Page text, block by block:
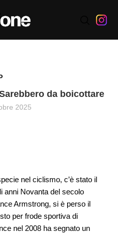
da boicottare
2025
nel ciclismo, c’è stato il
anni Novanta del secolo
Armstrong, si è perso il
per frode sportiva di
nel 2008 ha segnato un